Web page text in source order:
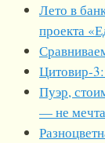
Лето в
проекта
Цитовир-
Пуэр,
— не